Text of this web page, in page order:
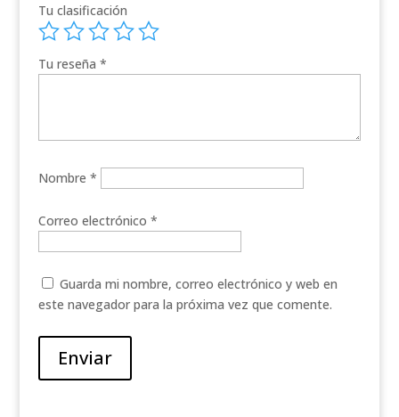
Tu clasificación
Tu reseña *
Nombre *
Correo electrónico *
Guarda mi nombre, correo electrónico y web en
este navegador para la próxima vez que comente.
Enviar